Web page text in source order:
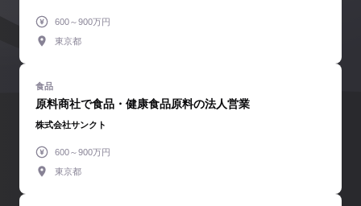
600～900万円
東京都
原料商社で食品・健康食品原料の法人営業
株式会社サンクト
600～900万円
東京都